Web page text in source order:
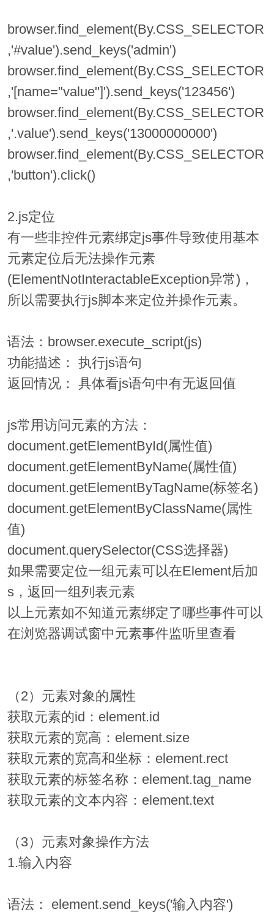
browser.find_element(By.CSS_SELECTOR
,'#value').send_keys('admin')
browser.find_element(By.CSS_SELECTOR
,'[name="value"]').send_keys('123456')
browser.find_element(By.CSS_SELECTOR
,'.value').send_keys('13000000000')
browser.find_element(By.CSS_SELECTOR
,'button').click()
2.js定位
有一些非控件元素绑定js事件导致使用基本
元素定位后无法操作元素
(ElementNotInteractableException异常)，
所以需要执行js脚本来定位并操作元素。
语法：browser.execute_script(js)
功能描述： 执行js语句
返回情况： 具体看js语句中有无返回值
js常用访问元素的方法：
document.getElementById(属性值)
document.getElementByName(属性值)
document.getElementByTagName(标签名)
document.getElementByClassName(属性
值)
document.querySelector(CSS选择器)
如果需要定位一组元素可以在Element后加
s，返回一组列表元素
以上元素如不知道元素绑定了哪些事件可以
在浏览器调试窗中元素事件监听里查看
（2）元素对象的属性
获取元素的id：element.id
获取元素的宽高：element.size
获取元素的宽高和坐标：element.rect
获取元素的标签名称：element.tag_name
获取元素的文本内容：element.text
（3）元素对象操作方法
1.输入内容
语法： element.send_keys('输入内容')